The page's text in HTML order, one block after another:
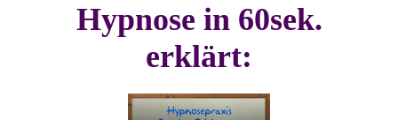
Hypnose in 60sek.
erklärt: